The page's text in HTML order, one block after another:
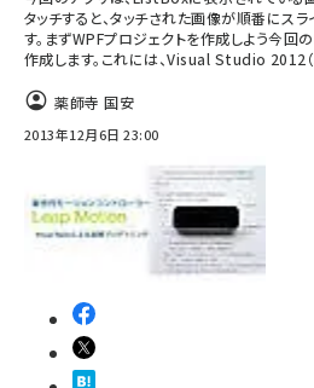
タッチすると、タッチされた画像が順番にス
す。まずWPFプロジェクトを作成しよう今
作成します。これには、Visual Studio 2012（
薬師寺 国安
2013年12月6日 23:00